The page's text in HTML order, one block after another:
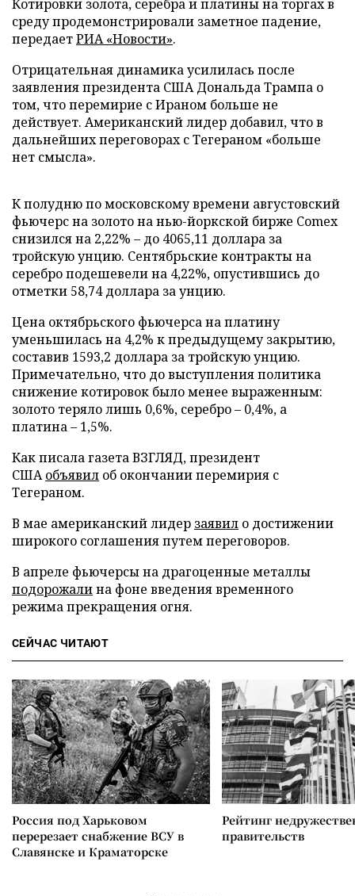
Котировки золота, серебра и платины на торгах в
среду продемонстрировали заметное падение,
передаетРИА «Новости».
Отрицательная динамика усилилась после
заявления президента США Дональда Трампа о
том, что перемирие с Ираном больше не
действует. Американский лидер добавил, что в
дальнейших переговорах с Тегераном «больше
нет смысла».
К полудню по московскому времени августовский
фьючерс на золото на нью-йоркской бирже Comex
снизился на 2,22% – до 4065,11 доллара за
тройскую унцию. Сентябрьские контракты на
серебро подешевели на 4,22%, опустившись до
отметки 58,74 доллара за унцию.
Цена октябрьского фьючерса на платину
уменьшилась на 4,2% к предыдущему закрытию,
составив 1593,2 доллара за тройскую унцию.
Примечательно, что до выступления политика
снижение котировок было менее выраженным:
золото теряло лишь 0,6%, серебро – 0,4%, а
платина – 1,5%.
Как писала газета ВЗГЛЯД, президент
СШАобъявил об окончании перемирия с
Тегераном.
В мае американский лидер заявил о достижении
широкого соглашения путем переговоров.
В апреле фьючерсы на драгоценные металлы
подорожалина фоне введения временного
режима прекращения огня.
СЕЙЧАС ЧИТАЮТ
Россия под Харьковом
перерезает снабжение ВСУ в
Славянске и Краматорске
Рейтинг
правительств